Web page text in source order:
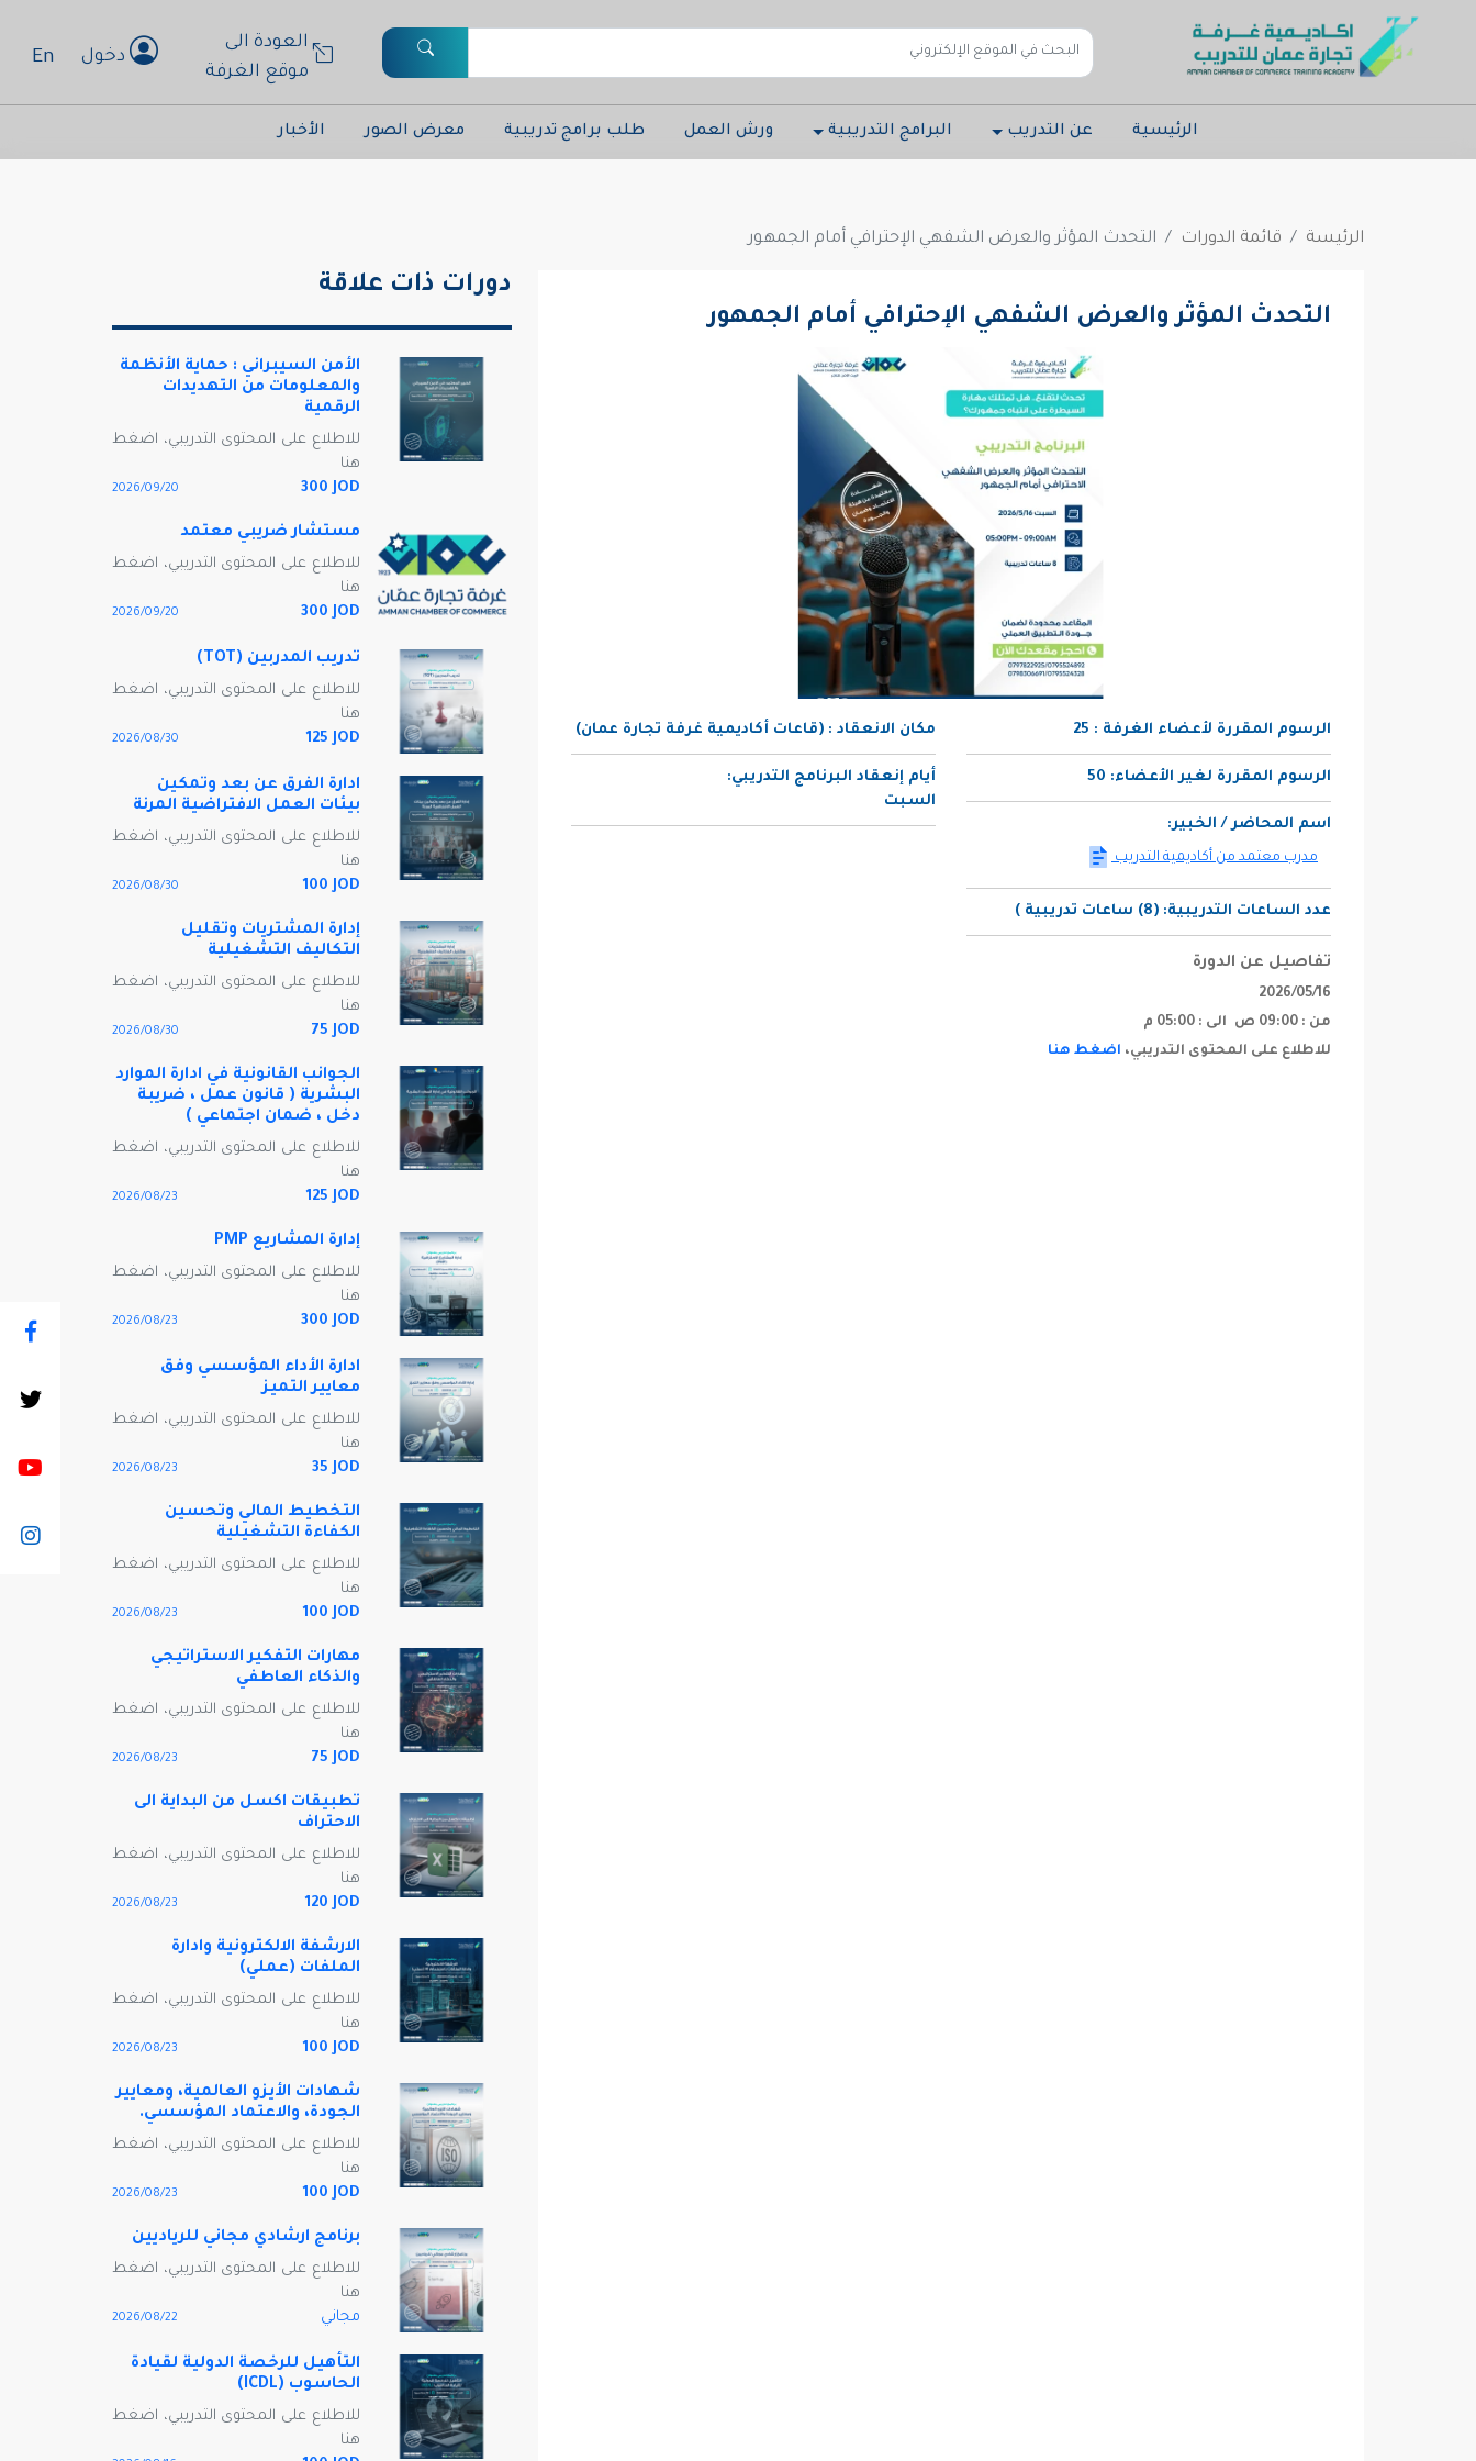
En دخول
العودة الى
موقع الغرفة
الرئيسية عن التدريب البرامج التدريبية ورش العمل طلب برامج تدريبية معرض الصور الأخبار
الرئيسة قائمة الدورات التحدث المؤثر والعرض الشفهي الإحترافي أمام الجمهور
التحدث المؤثر والعرض الشفهي الإحترافي أمام الجمهور
الرسوم المقررة لأعضاء الغرفة : 25
الرسوم المقررة لغير الأعضاء: 50
اسم المحاضر / الخبير:
مدرب معتمد من أكاديمية التدريب
عدد الساعات التدريبية: (8) ساعات تدريبية )
مكان الانعقاد : (قاعات أكاديمية غرفة تجارة عمان)
أيام إنعقاد البرنامج التدريبي:
السبت
تفاصيل عن الدورة
16‏/05‏/2026
من : 09:00 ص الى : 05:00 م
للاطلاع على المحتوى التدريبي، اضغط هنا
دورات ذات علاقة
الأمن السيبراني : حماية الأنظمة
والمعلومات من التهديدات
الرقمية
للاطلاع على المحتوى التدريبي، اضغط
هنا
20‏/09‏/2026 300 JOD
مستشار ضريبي معتمد
للاطلاع على المحتوى التدريبي، اضغط
هنا
20‏/09‏/2026 300 JOD
تدريب المدربين (TOT)
للاطلاع على المحتوى التدريبي، اضغط
هنا
30‏/08‏/2026 125 JOD
ادارة الفرق عن بعد وتمكين
بيئات العمل الافتراضية المرنة
للاطلاع على المحتوى التدريبي، اضغط
هنا
30‏/08‏/2026 100 JOD
إدارة المشتريات وتقليل
التكاليف التشغيلية
للاطلاع على المحتوى التدريبي، اضغط
هنا
30‏/08‏/2026 75 JOD
الجوانب القانونية في ادارة الموارد
البشرية ( قانون عمل ، ضريبة
دخل ، ضمان اجتماعي )
للاطلاع على المحتوى التدريبي، اضغط
هنا
23‏/08‏/2026 125 JOD
إدارة المشاريع PMP
للاطلاع على المحتوى التدريبي، اضغط
هنا
23‏/08‏/2026 300 JOD
ادارة الأداء المؤسسي وفق
معايير التميز
للاطلاع على المحتوى التدريبي، اضغط
هنا
23‏/08‏/2026 35 JOD
التخطيط المالي وتحسين
الكفاءة التشغيلية
للاطلاع على المحتوى التدريبي، اضغط
هنا
23‏/08‏/2026 100 JOD
مهارات التفكير الاستراتيجي
والذكاء العاطفي
للاطلاع على المحتوى التدريبي، اضغط
هنا
23‏/08‏/2026 75 JOD
تطبيقات اكسل من البداية الى
الاحتراف
للاطلاع على المحتوى التدريبي، اضغط
هنا
23‏/08‏/2026 120 JOD
الارشفة الالكترونية وادارة
الملفات (عملي)
للاطلاع على المحتوى التدريبي، اضغط
هنا
23‏/08‏/2026 100 JOD
شهادات الأيزو العالمية، ومعايير
الجودة، والاعتماد المؤسسي.
للاطلاع على المحتوى التدريبي، اضغط
هنا
23‏/08‏/2026 100 JOD
برنامج ارشادي مجاني للرياديين
للاطلاع على المحتوى التدريبي، اضغط
هنا
22‏/08‏/2026 مجاني
التأهيل للرخصة الدولية لقيادة
الحاسوب (ICDL)
للاطلاع على المحتوى التدريبي، اضغط
هنا